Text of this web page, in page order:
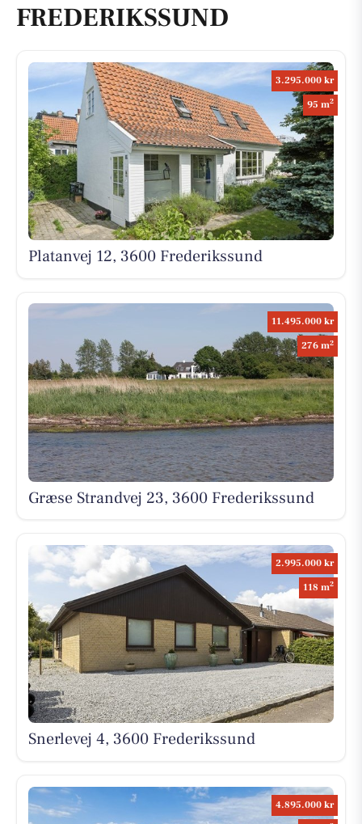
FREDERIKSSUND
3.295.000 kr
95 m2
Platanvej 12, 3600 Frederikssund
11.495.000 kr
276 m2
Græse Strandvej 23, 3600 Frederikssund
2.995.000 kr
118 m2
Snerlevej 4, 3600 Frederikssund
4.895.000 kr